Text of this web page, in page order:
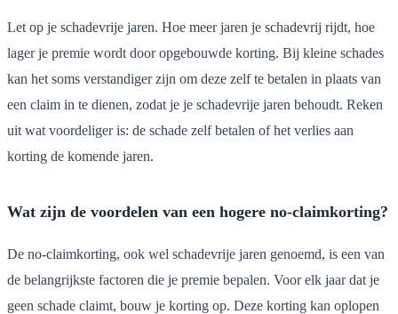
Let op je schadevrije jaren. Hoe meer jaren je schadevrij rijdt, hoe
lager je premie wordt door opgebouwde korting. Bij kleine schades
kan het soms verstandiger zijn om deze zelf te betalen in plaats van
een claim in te dienen, zodat je je schadevrije jaren behoudt. Reken
uit wat voordeliger is: de schade zelf betalen of het verlies aan
korting de komende jaren.
Wat zijn de voordelen van een hogere no-claimkorting?
De no-claimkorting, ook wel schadevrije jaren genoemd, is een van
de belangrijkste factoren die je premie bepalen. Voor elk jaar dat je
geen schade claimt, bouw je korting op. Deze korting kan oplopen